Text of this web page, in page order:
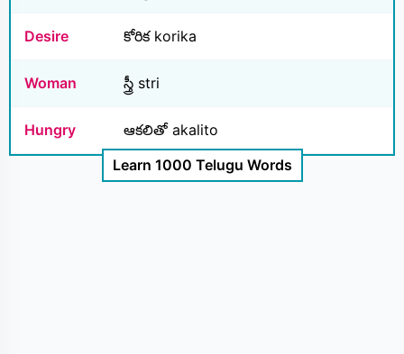
Desire కోరిక korika
Woman స్త్రీ stri
Hungry
ఆకలితో akalito
Learn 1000 Telugu Words